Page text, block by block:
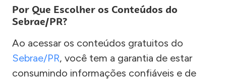
Por Que Escolher os Conteúdos do
Sebrae/PR?
Ao acessar os conteúdos gratuitos do
Sebrae/PR, você tem a garantia de estar
consumindo informações confiáveis e de